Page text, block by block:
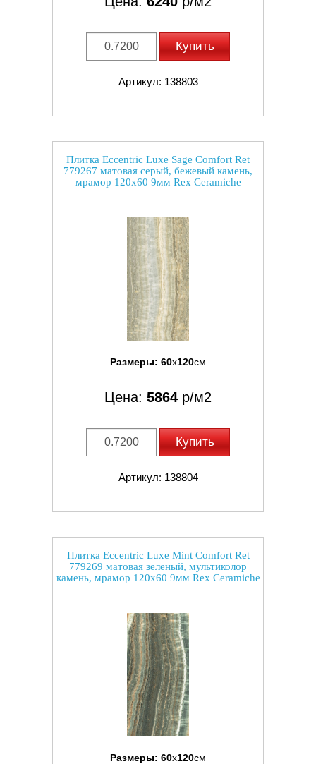
Купить
Артикул: 138803
Плитка Eccentric Luxe Sage Comfort Ret
779267 матовая серый, бежевый камень,
мрамор 120x60 9мм Rex Ceramiche
Размеры: 60x120см
Цена: 5864 р/м2
Купить
Артикул: 138804
Плитка Eccentric Luxe Mint Comfort Ret
779269 матовая зеленый, мультиколор
камень, мрамор 120x60 9мм Rex Ceramiche
Размеры: 60x120см